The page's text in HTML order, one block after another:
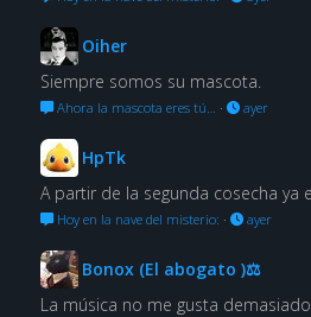
Oiher
Siempre somos su mascota.
Ahora la mascota eres tú… · ayer
HpTk
A partir de la segunda cosecha ya
Hoy en la nave del misterio: · ayer
Bonox (El abogato )⚖
La música no me gusta